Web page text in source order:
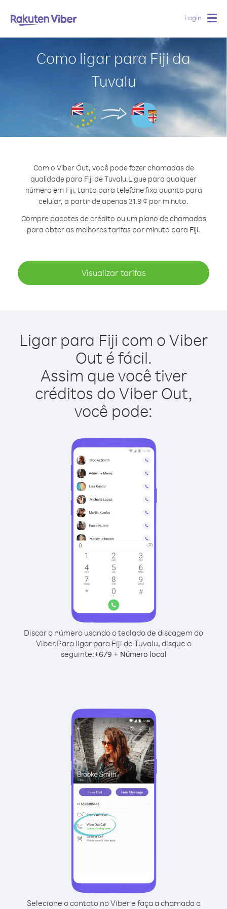
Login
Como ligar para Fiji da
Tuvalu
Com o Viber Out, você pode fazer chamadas de
qualidade para Fiji de Tuvalu.Ligue para qualquer
número em Fiji, tanto para telefone fixo quanto para
celular, a partir de apenas 31.9 ¢ por minuto.
Compre pacotes de crédito ou um plano de chamadas
para obter as melhores tarifas por minuto para Fiji.
Visualizar tarifas
Ligar para Fiji com o Viber
Out é fácil.
Assim que você tiver
créditos do Viber Out,
você pode:
Discar o número usando o teclado de discagem do
Viber.Para ligar para Fiji de Tuvalu, disque o
seguinte:+679 + Número local
Selecione o contato no Viber e faça a chamada a